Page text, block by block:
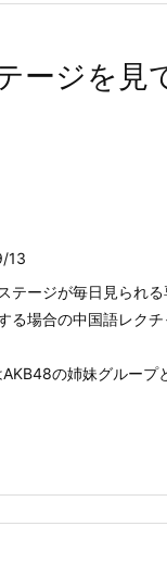
ージを見
13
テージが毎日見られ
る場合の中国語レク
の姉妹グループ